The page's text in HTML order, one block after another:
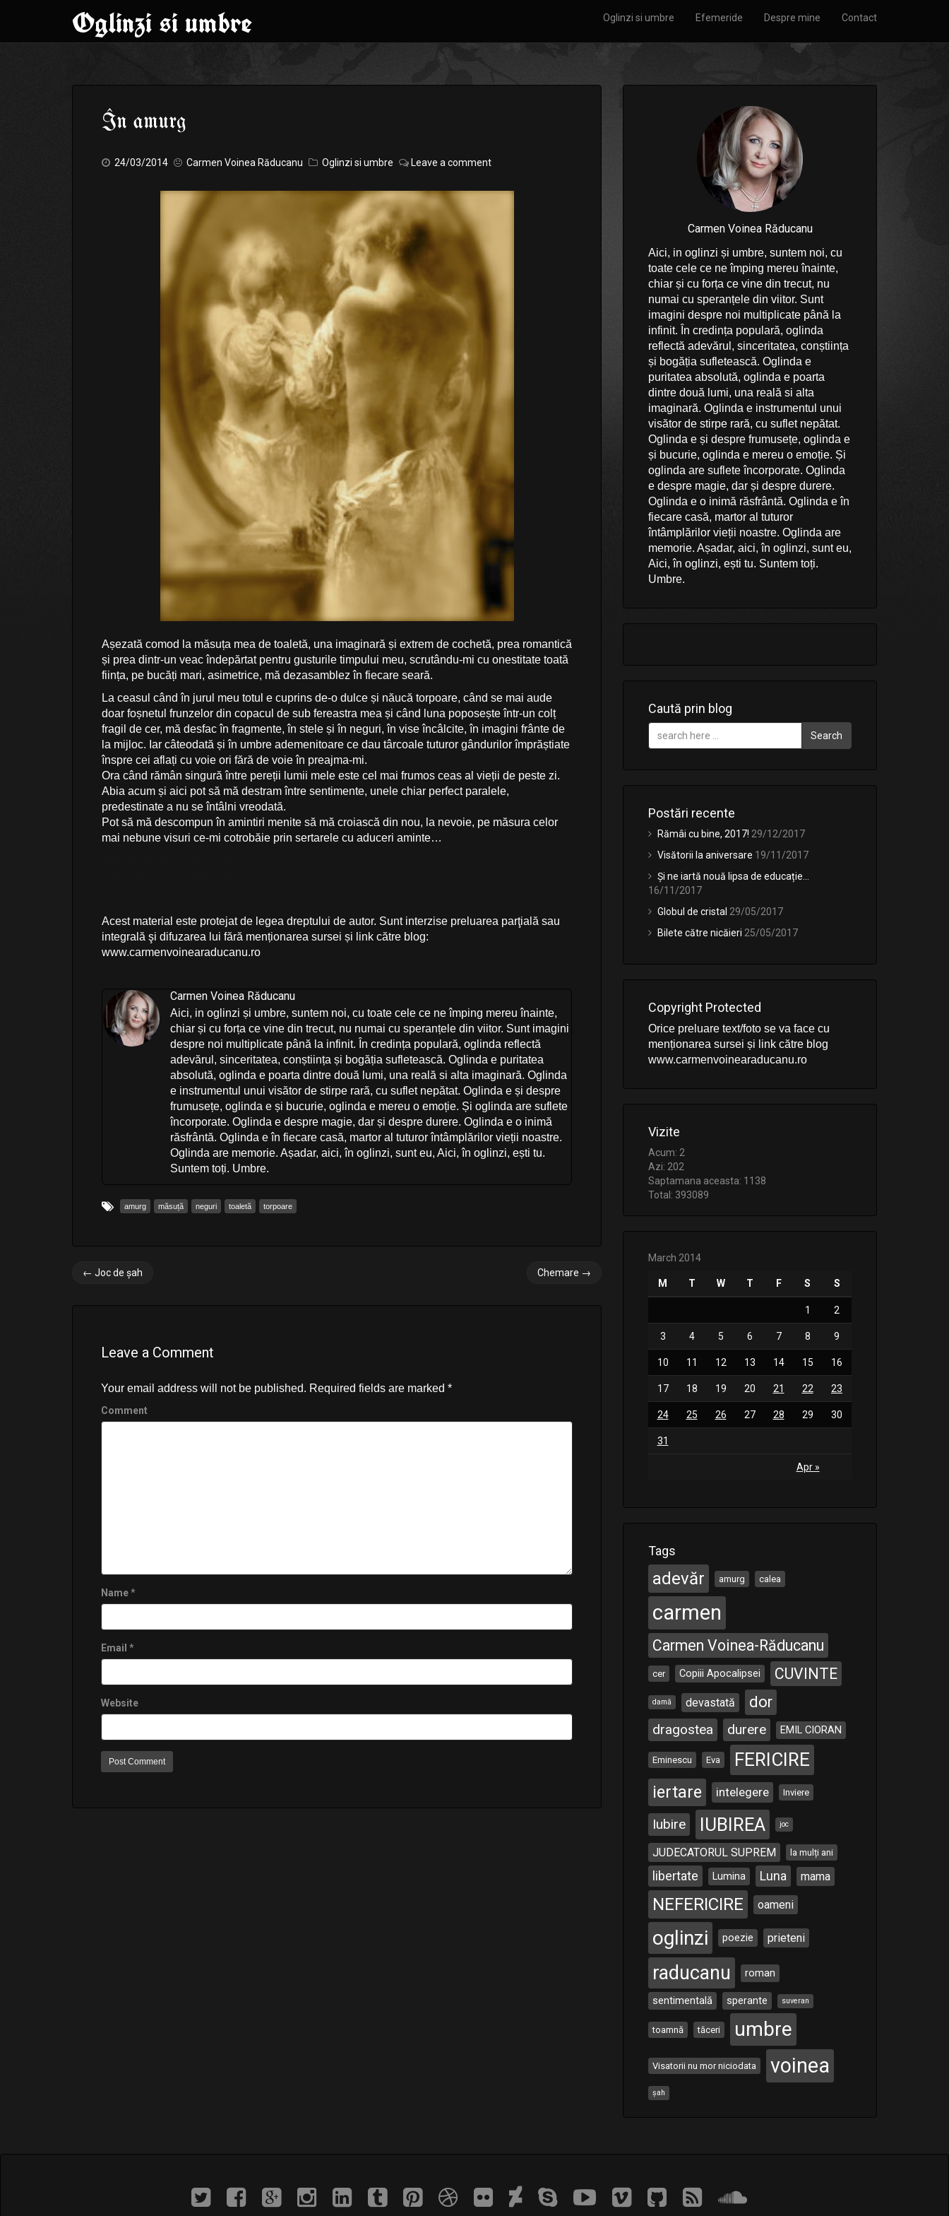
Oglinzi si umbre Oglinzi si umbre Efemeride Despre mine Contact
În amurg
24/03/2014 Carmen Voinea Răducanu Oglinzi si umbre Leave a comment
Așezată comod la măsuța mea de toaletă, una imaginară și extrem de cochetă, prea romantică
și prea dintr-un veac îndepărtat pentru gusturile timpului meu, scrutându-mi cu onestitate toată
ființa, pe bucăți mari, asimetrice, mă dezasamblez în fiecare seară.
La ceasul când în jurul meu totul e cuprins de-o dulce și năucă torpoare, când se mai aude
doar foșnetul frunzelor din copacul de sub fereastra mea și când luna poposește într-un colț
fragil de cer, mă desfac în fragmente, în stele și în neguri, în vise încâlcite, în imagini frânte de
la mijloc. Iar câteodată și în umbre ademenitoare ce dau târcoale tuturor gândurilor împrăștiate
înspre cei aflați cu voie ori fără de voie în preajma-mi.
Ora când rămân singură între pereții lumii mele este cel mai frumos ceas al vieții de peste zi.
Abia acum și aici pot să mă destram între sentimente, unele chiar perfect paralele,
predestinate a nu se întâlni vreodată.
Pot să mă descompun în amintiri menite să mă croiască din nou, la nevoie, pe măsura celor
mai nebune visuri ce-mi cotrobăie prin sertarele cu aduceri aminte…
Acest material este protejat de legea dreptului de autor. Sunt interzise preluarea parţială sau
integrală şi difuzarea lui fără menționarea sursei și link către blog:
www.carmenvoinearaducanu.ro
Carmen Voinea Răducanu
Aici, in oglinzi și umbre, suntem noi, cu toate cele ce ne împing mereu înainte,
chiar și cu forța ce vine din trecut, nu numai cu speranțele din viitor. Sunt imagini
despre noi multiplicate până la infinit. În credința populară, oglinda reflectă
adevărul, sinceritatea, conștiința și bogăția sufletească. Oglinda e puritatea
absolută, oglinda e poarta dintre două lumi, una reală si alta imaginară. Oglinda
e instrumentul unui visător de stirpe rară, cu suflet nepătat. Oglinda e și despre
frumusețe, oglinda e și bucurie, oglinda e mereu o emoție. Și oglinda are suflete
încorporate. Oglinda e despre magie, dar și despre durere. Oglinda e o inimă
răsfrântă. Oglinda e în fiecare casă, martor al tuturor întâmplărilor vieții noastre.
Oglinda are memorie. Așadar, aici, în oglinzi, sunt eu, Aici, în oglinzi, ești tu.
Suntem toți. Umbre.
amurg măsuță neguri toaletă torpoare
P
← Joc de șah Chemare →
Leave a Comment
Your email address will not be published. Required fields are marked *
Comment
Name*
Email *
Website
Carmen Voinea Răducanu
Aici, in oglinzi și umbre, suntem noi, cu
toate cele ce ne împing mereu înainte,
chiar și cu forța ce vine din trecut, nu
numai cu speranțele din viitor. Sunt
imagini despre noi multiplicate până la
infinit. În credința populară, oglinda
reflectă adevărul, sinceritatea, conștiința
și bogăția sufletească. Oglinda e
puritatea absolută, oglinda e poarta
dintre două lumi, una reală si alta
imaginară. Oglinda e instrumentul unui
visător de stirpe rară, cu suflet nepătat.
Oglinda e și despre frumusețe, oglinda e
și bucurie, oglinda e mereu o emoție. Și
oglinda are suflete încorporate. Oglinda
e despre magie, dar și despre durere.
Oglinda e o inimă răsfrântă. Oglinda e în
fiecare casă, martor al tuturor
întâmplărilor vieții noastre. Oglinda are
memorie. Așadar, aici, în oglinzi, sunt eu,
Aici, în oglinzi, ești tu. Suntem toți.
Umbre.
Caută prin blog
Search
Postări recente
Rămâi cu bine, 2017! 29/12/2017
Visătorii la aniversare 19/11/2017
Și ne iartă nouă lipsa de educație…
16/11/2017
Globul de cristal 29/05/2017
Bilete către nicăieri 25/05/2017
Copyright Protected
Orice preluare text/foto se va face cu
menționarea sursei și link către blog
www.carmenvoinearaducanu.ro
Vizite
Acum: 2
Azi: 202
Saptamana aceasta: 1138
Total: 393089
March 2014
M T W T F S S
Apr »
1 2
3 4 5 6 7 8 9
10 11 12 13 14 15 16
17 18 19 20 21 22 23
24 25 26 27 28 29 30
31
Tags
adevăr amurg calea
carmen
Carmen Voinea-Răducanu
cer Copiii Apocalipsei CUVINTE
damă devastată dor
dragostea durere EMIL CIORAN
Eminescu Eva FERICIRE
iertare intelegere Inviere
Iubire IUBIREA joc
JUDECATORUL SUPREM la mulți ani
libertate Lumina Luna mama
NEFERICIRE oameni
oglinzi poezie prieteni
raducanu roman
sentimentală sperante suveran
toamnă tăceri umbre
Visatorii nu mor niciodata voinea
șah